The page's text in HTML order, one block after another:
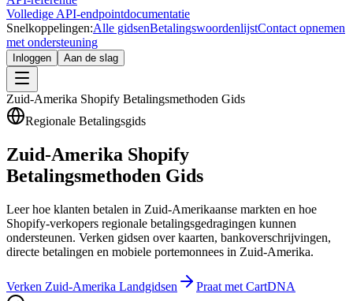
Volledige API-endpointdocumentatie
Snelkoppelingen:Alle gidsenBetalingswoordenlijstContact opnemen
met ondersteuning
Inloggen Aan de slag
Zuid-Amerika Shopify Betalingsmethoden Gids
Regionale Betalingsgids
Zuid-Amerika Shopify
Betalingsmethoden Gids
Leer hoe klanten betalen in Zuid-Amerikaanse markten en hoe
Shopify-verkopers regionale betalingsgedragingen kunnen
ondersteunen. Verken gidsen over kaarten, bankoverschrijvingen,
directe betalingen en mobiele portemonnees in Zuid-Amerika.
Verken Zuid-Amerika Landgidsen
Praat met CartDNA